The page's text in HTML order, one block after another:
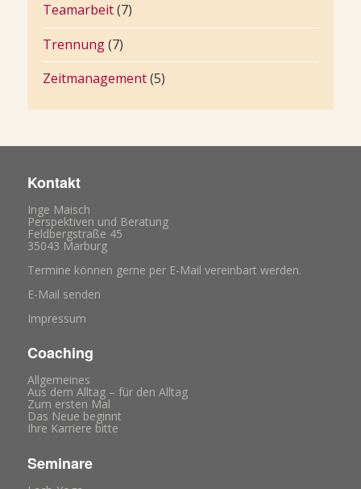
Teamarbeit(7)
Trennung(7)
Zeitmanagement(5)
Kontakt
Inge Maisch
Perspektiven und Beratung
Feldbergstraße 45
35043 Marburg
Termine können gerne per E-Mail vereinbart werden.
E-Mail senden
Impressum
Coaching
Allgemeines
Aus dem Alltag – für den Alltag
Zum ersten Mal
Das Neue beginnt
Ihre Karriere bitte
Seminare